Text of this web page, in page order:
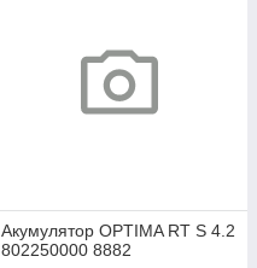
Акумулятор OPTIMA RT S 4.2
802250000 8882